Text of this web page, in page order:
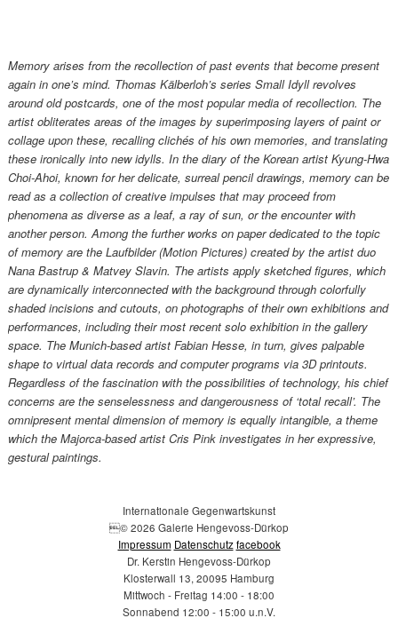
Memory arises from the recollection of past events that become present
again in one’s mind. Thomas Kälberloh’s series Small Idyll revolves
around old postcards, one of the most popular media of recollection. The
artist obliterates areas of the images by superimposing layers of paint or
collage upon these, recalling clichés of his own memories, and translating
these ironically into new idylls. In the diary of the Korean artist Kyung-Hwa
Choi-Ahoi, known for her delicate, surreal pencil drawings, memory can be
read as a collection of creative impulses that may proceed from
phenomena as diverse as a leaf, a ray of sun, or the encounter with
another person. Among the further works on paper dedicated to the topic
of memory are the Laufbilder (Motion Pictures) created by the artist duo
Nana Bastrup & Matvey Slavin. The artists apply sketched figures, which
are dynamically interconnected with the background through colorfully
shaded incisions and cutouts, on photographs of their own exhibitions and
performances, including their most recent solo exhibition in the gallery
space. The Munich-based artist Fabian Hesse, in turn, gives palpable
shape to virtual data records and computer programs via 3D printouts.
Regardless of the fascination with the possibilities of technology, his chief
concerns are the senselessness and dangerousness of ‘total recall’. The
omnipresent mental dimension of memory is equally intangible, a theme
which the Majorca-based artist Cris Pink investigates in her expressive,
gestural paintings.
Internationale Gegenwartskunst
© 2026 Galerie Hengevoss-Dürkop
Impressum Datenschutz facebook
Dr. Kerstin Hengevoss-Dürkop
Klosterwall 13, 20095 Hamburg
Mittwoch - Freitag 14:00 - 18:00
Sonnabend 12:00 - 15:00 u.n.V.